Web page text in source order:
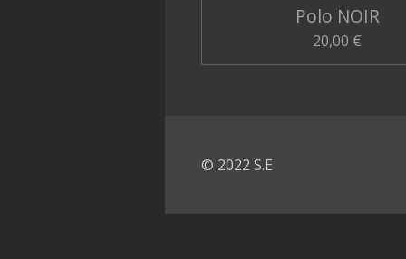
Polo NOIR
20,00 €
© 2022 S.E